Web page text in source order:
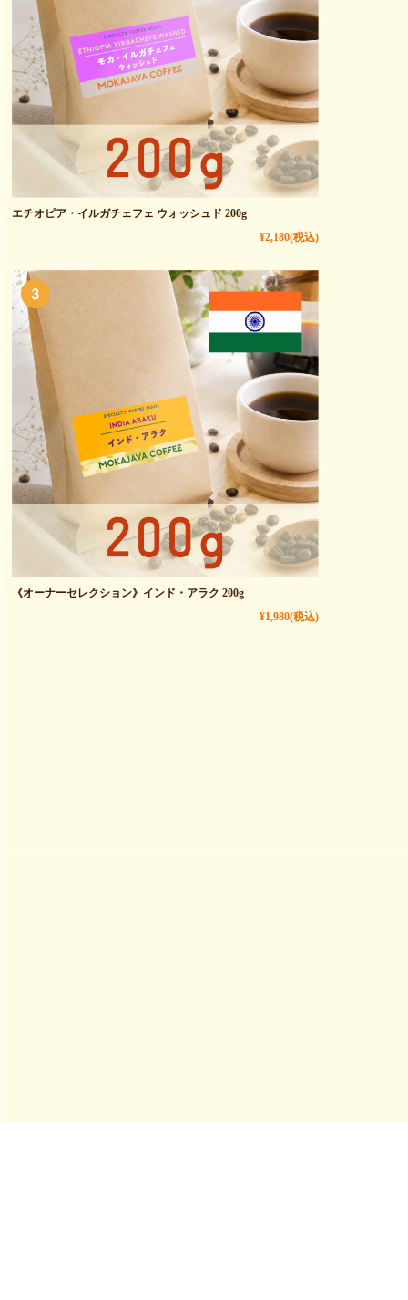
エチオピア・イルガチェフェ ウォッシュド 200g
¥2,180(税込)
《オーナーセレクション》インド・アラク 200g
¥1,980(税込)